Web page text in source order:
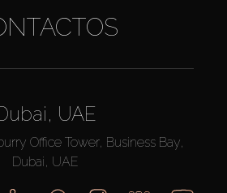
UAE
Office Tower, Business Bay,
Dubai, UAE